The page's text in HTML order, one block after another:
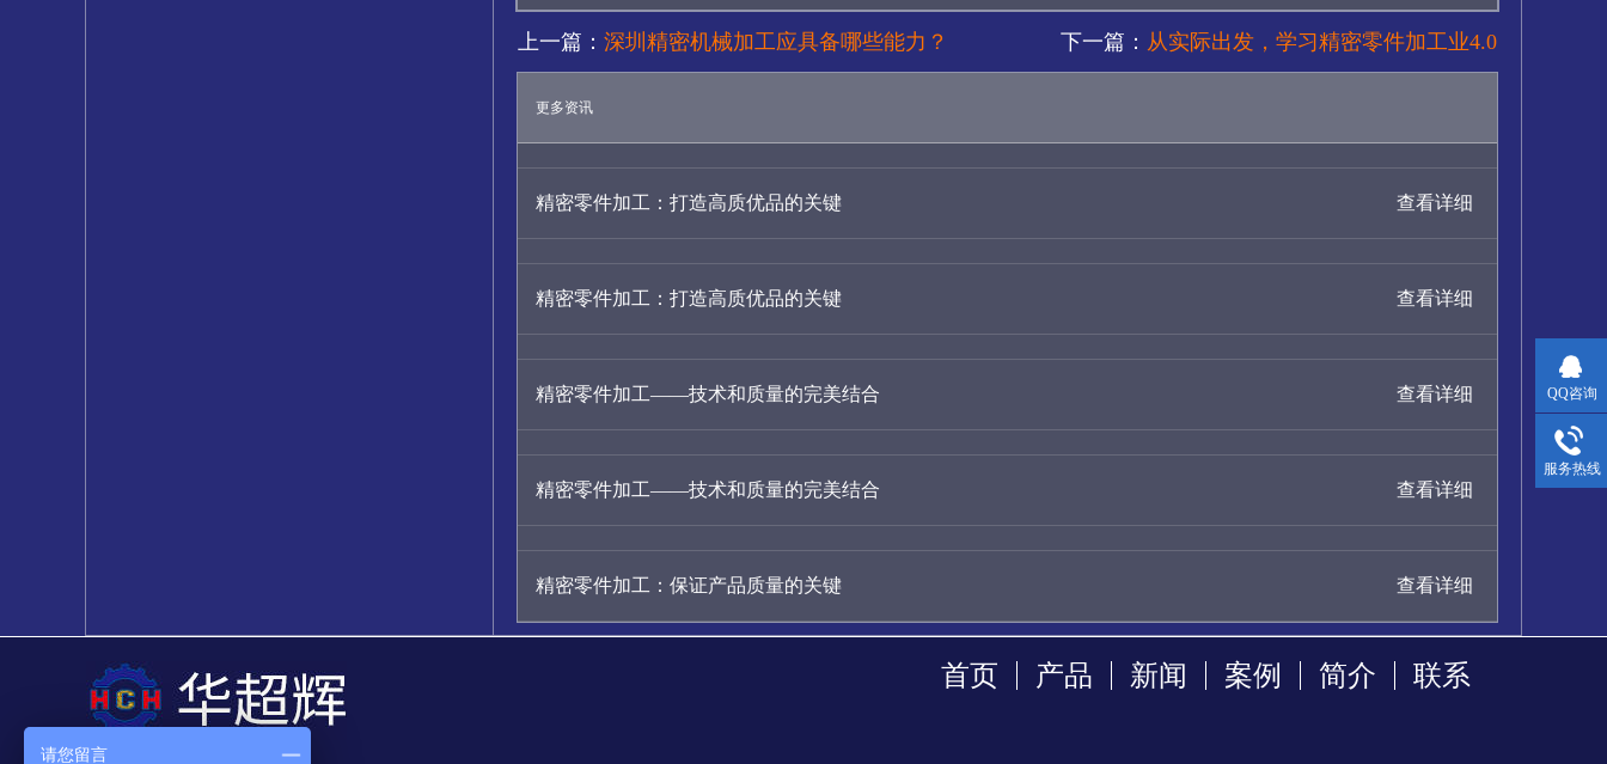
上一篇： 深圳精密机械加工应具备哪些能力？ 下一篇： 从实际出发，学习精密零件加工业4.0
更多资讯
精密零件加工：打造高质优品的关键 查看详细
精密零件加工：打造高质优品的关键 查看详细
精密零件加工——技术和质量的完美结合 查看详细
精密零件加工——技术和质量的完美结合 查看详细
精密零件加工：保证产品质量的关键 查看详细
首页 产品 新闻 案例 简介 联系
QQ咨询
服务热线
请您留言